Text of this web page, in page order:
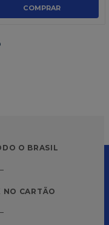
COMPRAR
O BRASIL
NO CARTÃO